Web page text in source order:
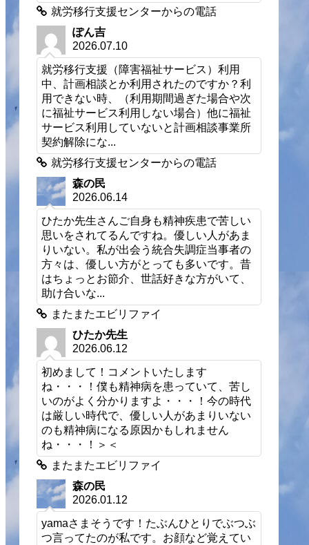
就労移行支援センターからの電話
ぽん吉
2026.07.10
就労移行支援（障害福祉サービス）利用
中、計画相談とか利用されたのですか？利
用できない時、（利用期間過ぎた場合や次
に福祉サービス利用しない場合）他に福祉
サービス利用していないと計画相談事業所
契約解除にな...
就労移行支援センターからの電話
森の民
2026.06.14
ひたか先生さんご自身も精神疾患で苦しい
思いをされてるんですね。優しい人があま
りいない。私が出会う統合失調症当事者の
方々は、優しい方がとっても多いです。昔
はちょっとお節介、世話好きな方がいて、
助け合いな...
またまたエビリファイ
ひたか先生
2026.06.12
初めまして！コメントいたします
ね・・・！僕も精神病を患っていて、苦し
いのがよく分かりますよ・・・！今の時代
は厳しい時代で、優しい人があまりいない
のも精神病になる原因かもしれません
ね・・・！＞＜
またまたエビリファイ
森の民
2026.01.12
yamaさまそうです！たぶんひとりでぶつぶ
つ言ってたのが私です。お顔など覚えてい